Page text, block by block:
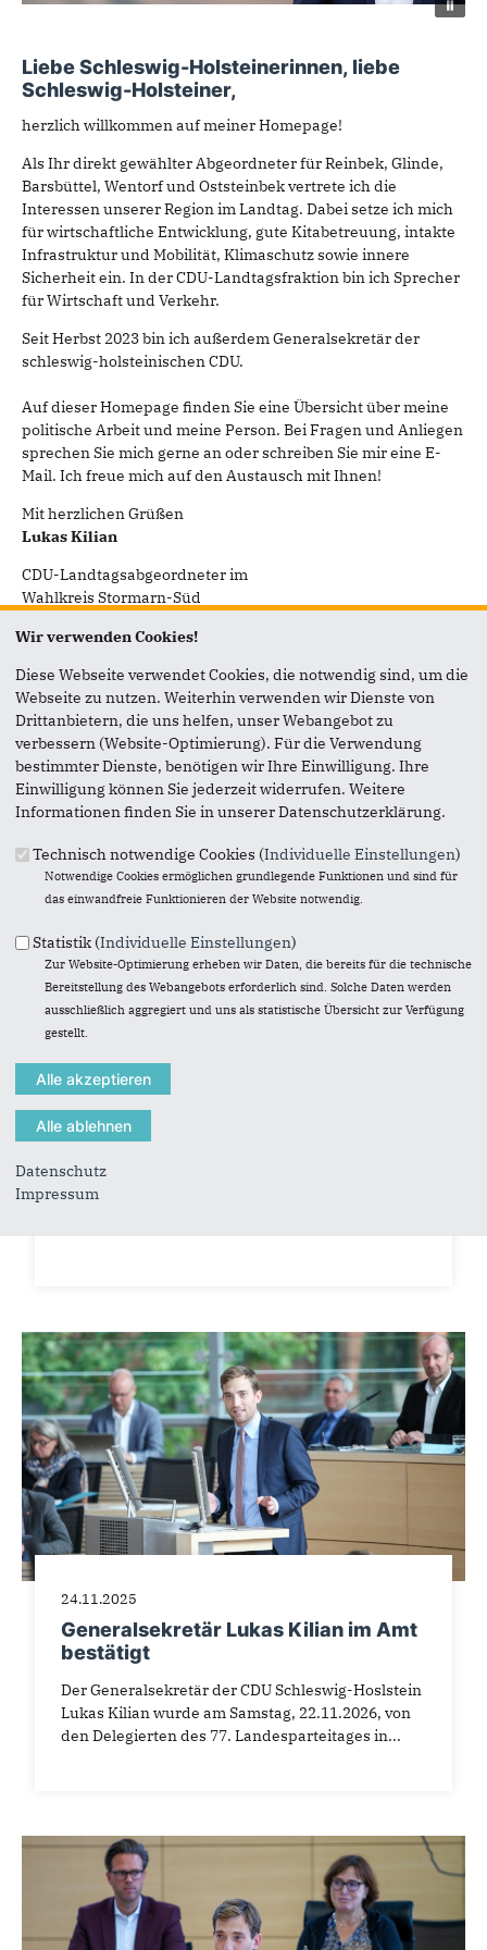
Liebe Schleswig-Holsteinerinnen, liebe
Schleswig-Holsteiner,
herzlich willkommen auf meiner Homepage!
Als Ihr direkt gewählter Abgeordneter für Reinbek, Glinde,
Barsbüttel, Wentorf und Oststeinbek vertrete ich die
Interessen unserer Region im Landtag. Dabei setze ich mich
für wirtschaftliche Entwicklung, gute Kitabetreuung, intakte
Infrastruktur und Mobilität, Klimaschutz sowie innere
Sicherheit ein. In der CDU-Landtagsfraktion bin ich Sprecher
für Wirtschaft und Verkehr.
Seit Herbst 2023 bin ich außerdem Generalsekretär der
schleswig-holsteinischen CDU.
Auf dieser Homepage finden Sie eine Übersicht über meine
politische Arbeit und meine Person. Bei Fragen und Anliegen
sprechen Sie mich gerne an oder schreiben Sie mir eine E-
Mail. Ich freue mich auf den Austausch mit Ihnen!
Mit herzlichen Grüßen
Lukas Kilian
CDU-Landtagsabgeordneter im
Wahlkreis Stormarn-Süd
Generalsekretär der CDU Schleswig-Holstein
Aktuelles
07.07.2026
Kanada setzt auf Schleswig-
Holsteinische Spitzentechnologie
Zur Entscheidung der kanadischen Regierung,
24.11.2025
Generalsekretär Lukas Kilian im Amt
bestätigt
Der Generalsekretär der CDU Schleswig-Hoslstein
Lukas Kilian wurde am Samstag, 22.11.2026, von
den Delegierten des 77. Landesparteitages in...
Wir verwenden Cookies!
Diese Webseite verwendet Cookies, die notwendig sind, um die
Webseite zu nutzen. Weiterhin verwenden wir Dienste von
Drittanbietern, die uns helfen, unser Webangebot zu
verbessern (Website-Optimierung). Für die Verwendung
bestimmter Dienste, benötigen wir Ihre Einwilligung. Ihre
Einwilligung können Sie jederzeit widerrufen. Weitere
Informationen finden Sie in unserer Datenschutzerklärung.
Technisch notwendige Cookies (Individuelle Einstellungen)
Notwendige Cookies ermöglichen grundlegende Funktionen und sind für
das einwandfreie Funktionieren der Website notwendig.
Statistik (Individuelle Einstellungen)
Zur Website-Optimierung erheben wir Daten, die bereits für die technische
Bereitstellung des Webangebots erforderlich sind. Solche Daten werden
ausschließlich aggregiert und uns als statistische Übersicht zur Verfügung
gestellt.
Datenschutz
Impressum